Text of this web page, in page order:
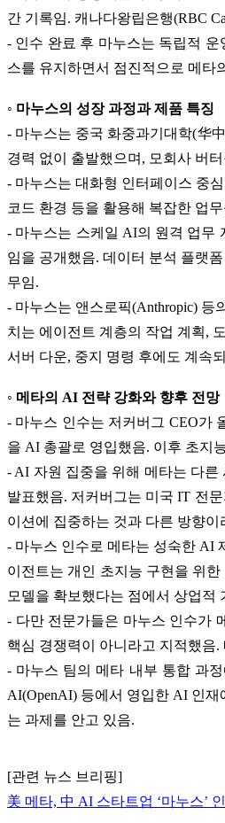
간 기록임. 캐나다왕립은행(RBC
- 인수 완료 후 마누스는 독립적
스를 유지하면서 점진적으로 메타
◦ 마누스의 성장 과정과 제품 특징
- 마누스는 중국 화중과기대학(华
경력 없이 출발했으며, 모회사 버
- 마누스는 대화형 인터페이스 중
코드 환경 등을 활용해 복잡한 업
- 마누스는 스케일 AI의 원격 업무
임을 공개했음. 데이터 분석 플랫
무임.
- 마누스는 앤스로픽(Anthropic)
치는 에이전트 계층의 작업 계획,
서버 다운, 중지 명령 후에도 계속
◦ 메타의 AI 전략 강화와 향후 전망
- 마누스 인수는 저커버그 CEO가
을 AI 총괄로 영입했음. 이후 초지
- AI 자원 집중을 위해 메타는 다른
발표했음. 저커버그는 미국 IT 전
이션에 집중하는 것과 다른 방향이
- 마누스 인수로 메타는 성숙한 AI
이전트는 개인 초지능 구현을 위
모델을 확보했다는 점에서 상업적
- 다만 전문가들은 마누스 인수가
핵심 경쟁력이 아니라고 지적했음
- 마누스 팀의 메타 내부 통합 과
AI(OpenAI) 등에서 영입한 AI 인
는 과제를 안고 있음.
[관련 뉴스 브리핑]
美 메타, 中 AI 스타트업 ‘마누스’